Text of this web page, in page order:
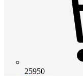
25950